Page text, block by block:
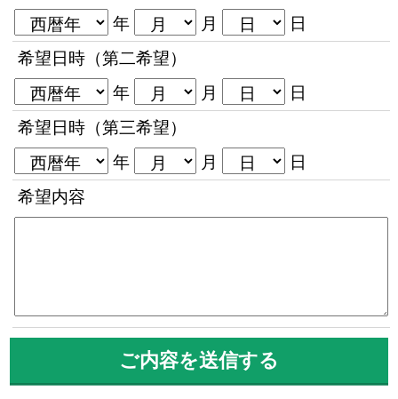
年 月
日
希望日時（第二希望）
年
月
日
希望日時（第三希望）
年
月
日
希望内容